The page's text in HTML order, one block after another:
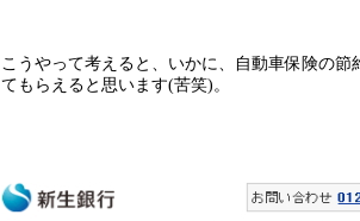
こうやって考えると、いかに、自動車保険の節
てもらえると思います(苦笑)。